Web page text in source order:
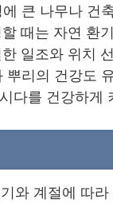
큰 나무나 건
때는 자연 환
일조와 위치
리의 건강도
다를 건강하게
와 계절에 따